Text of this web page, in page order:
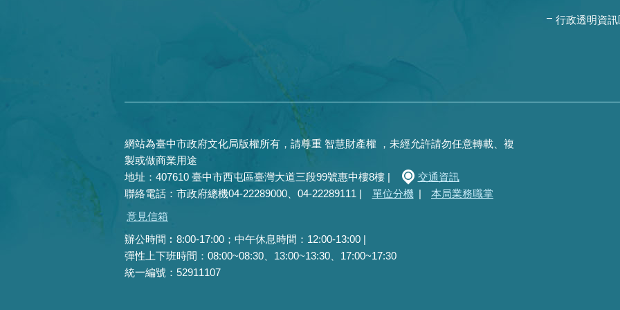
行政透明資訊
網站為臺中市政府文化局版權所有，請尊重 智慧財產權 ，未經允許請勿任意轉載、複
製或做商業用途
地址：407610 臺中市西屯區臺灣大道三段99號惠中樓8樓 |
交通資訊
聯絡電話：市政府總機04-22289000、04-22289111 |
單位分機 |
本局業務職掌
意見信箱
辦公時間︰8:00-17:00；中午休息時間：12:00-13:00 |
彈性上下班時間：08:00~08:30、13:00~13:30、17:00~17:30
統一編號：52911107